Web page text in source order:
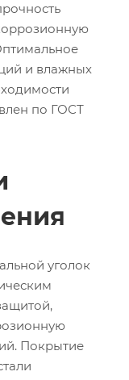
и влажных
по ГОСТ
уголок
Покрытие